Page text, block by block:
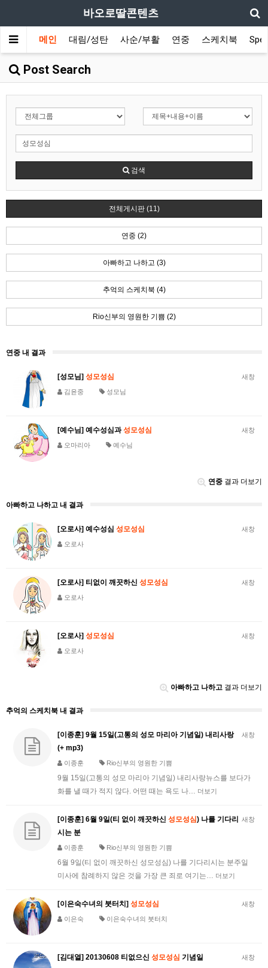
바오로딸콘텐츠
메인 대림/성탄 사순/부활 연중 스케치북
Post Search
검색
전체게시판 (11)
연중 (2)
아빠하고 나하고 (3)
추억의 스케치북 (4)
Rio신부의 영원한 기쁨 (2)
연중 내 결과
새창
[성모님] 성모성심
김윤중 성모님
새창
[예수님] 예수성심과성모성심
오마리아 예수님
연중 결과 더보기
아빠하고 나하고 내 결과
새창
[오로사] 예수성심 성모성심
오로사
새창
[오로사] 티없이 깨끗하신 성모성심
오로사
새창
[오로사] 성모성심
오로사
아빠하고 나하고 결과 더보기
추억의 스케치북 내 결과
새창
[이종훈] 9월 15일(고통의 성모 마리아 기념일) 내리사랑
(+ mp3)
이종훈 Rio신부의 영원한 기쁨
9월 15일(고통의 성모 마리아 기념일) 내리사랑뉴스를 보다가
화를 낼 때가 적지 않다. 어떤 때는 욕도 나… 더보기
새창
[이종훈] 6월 9일(티 없이 깨끗하신 성모성심) 나를 기다리
시는 분
이종훈 Rio신부의 영원한 기쁨
6월 9일(티 없이 깨끗하신 성모성심) 나를 기다리시는 분주일
미사에 참례하지 않은 것을 가장 큰 죄로 여기는… 더보기
새창
[이은숙수녀의 붓터치] 성모성심
이은숙 이은숙수녀의 붓터치
새창
[김대열] 20130608 티없으신 성모성심 기념일